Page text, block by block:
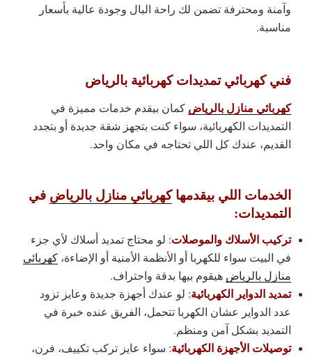
وآمنة ومحترفة تضمن لك راحة البال وجودة عالية بأسعار
مناسبة.
فني كهربائي تمديدات كهربائية بالرياض
كهربائي منازل بالرياض كمان بيقدم خدمات مميزة في
التمديدات الكهربائية، سواء كنت بتجهز شقة جديدة أو بتجدد
القديم، عندك كل اللي تحتاجه في مكان واحد.
الخدمات اللي بيقدمهاكهربائي منازل بالرياض في
التمديدات:
تركيب الأسلاك والموصلات: لو محتاج تمديد أسلاك لأي جزء
في البيت سواء للكهربا أو الأنظمة الأمنية أو الإضاءة، كهربائي
منازل بالرياض هيقوم بيها بدقة واحتراف.
تمديد الدواير الكهربائية: لو عندك أجهزة جديدة وعايز تزود
عدد الدواير عشان الكهربا تتحمل، الفريق عنده خبرة في
التمديد بشكل آمن ومنظم.
توصيلات الأجهزة الكهربائية: سواء عايز تركب تكييف، فرن،